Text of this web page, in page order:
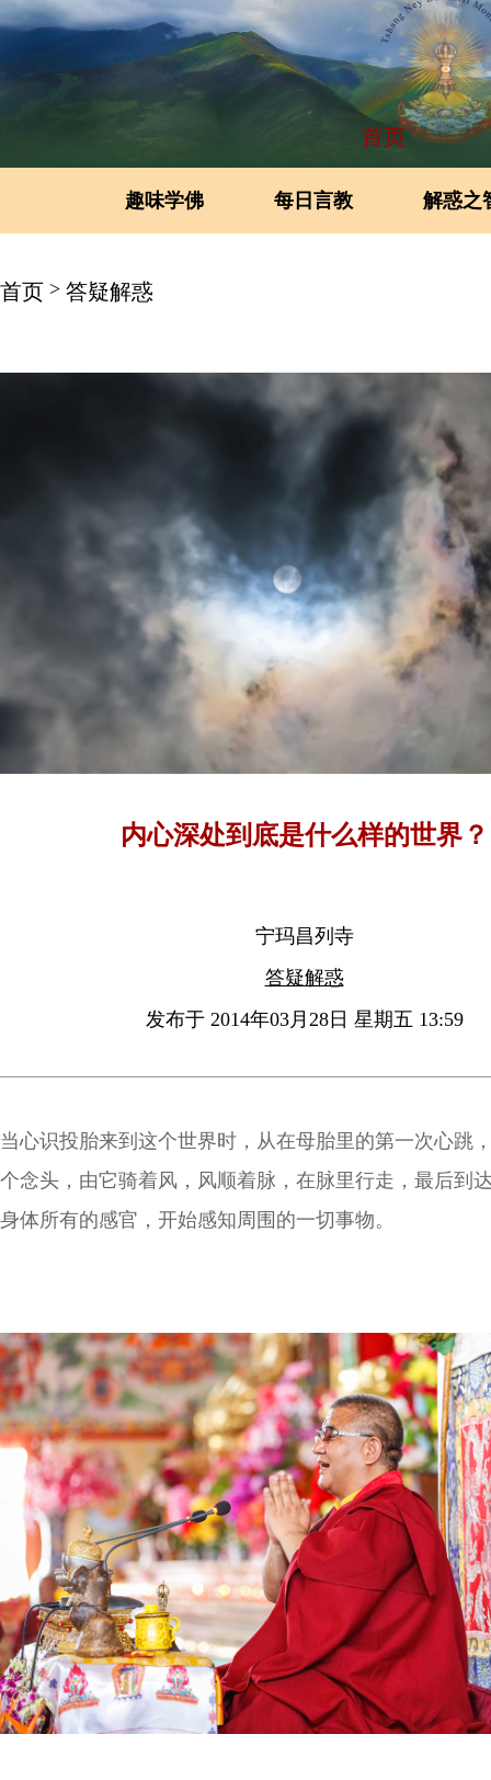
首页
趣味学佛 每日言教 解惑之
首页 > 答疑解惑
内心深处到底是什么样的世界？
宁玛昌列寺
答疑解惑
发布于 2014年03月28日 星期五 13:59
当心识投胎来到这个世界时，从在母胎里的第一次心跳
个念头，由它骑着风，风顺着脉，在脉里行走，最后到
身体所有的感官，开始感知周围的一切事物。